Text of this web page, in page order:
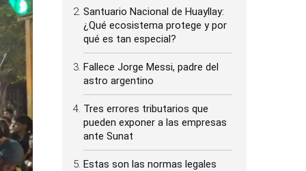
Santuario Nacional de Huayllay:
¿Qué ecosistema protege y por
qué es tan especial?
Fallece Jorge Messi, padre del
astro argentino
Tres errores tributarios que
pueden exponer a las empresas
ante Sunat
Estas son las normas legales